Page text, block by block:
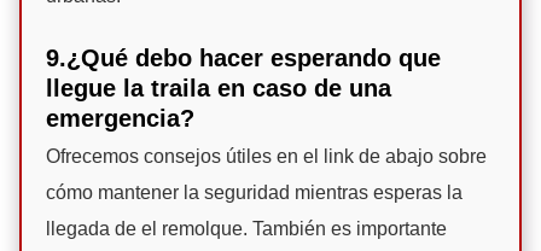
9.¿Qué debo hacer esperando que
llegue la traila en caso de una
emergencia?
Ofrecemos consejos útiles en el link de abajo sobre
cómo mantener la seguridad mientras esperas la
llegada de el remolque. También es importante